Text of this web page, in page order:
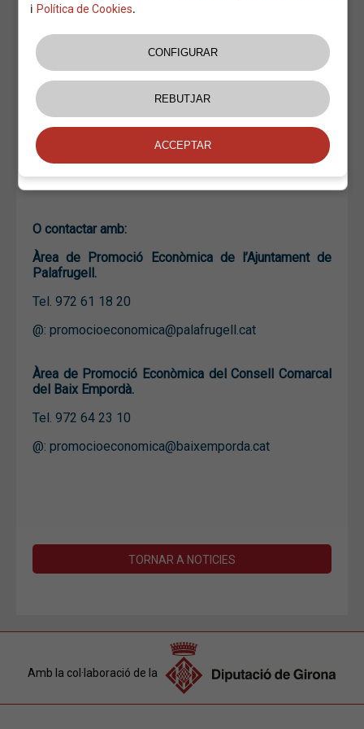
empreses reconegudes
Estem en contacte per informar-vos de la vostra
candidatura i de la realització de la jornada de
reconeixement.
Per a més informació, podeu consultar el següent
enllaç:
https://www.baixemporda.cat/ca/arees/promocio-
economica/empresa/empreses-socialment-responsables-del-baix-
O contactar amb:
Àrea de Promoció Econòmica de l’Ajuntament de
Palafrugell.
Tel. 972 61 18 20
@: promocioeconomica@palafrugell.cat
Àrea de Promoció Econòmica del Consell Comarcal
del Baix Empordà.
Tel. 972 64 23 10
@: promocioeconomica@baixemporda.cat
TORNAR A NOTICIES
Amb la col·laboració de la
iPolítica de Cookies.